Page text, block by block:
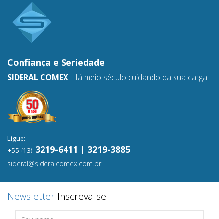
Confiança e Seriedade
SIDERAL COMEX. Há meio século cuidando da sua carga.
Ligue:
+55 (13) 3219-6411 | 3219-3885
sideral@sideralcomex.com.br
Newsletter Inscreva-se